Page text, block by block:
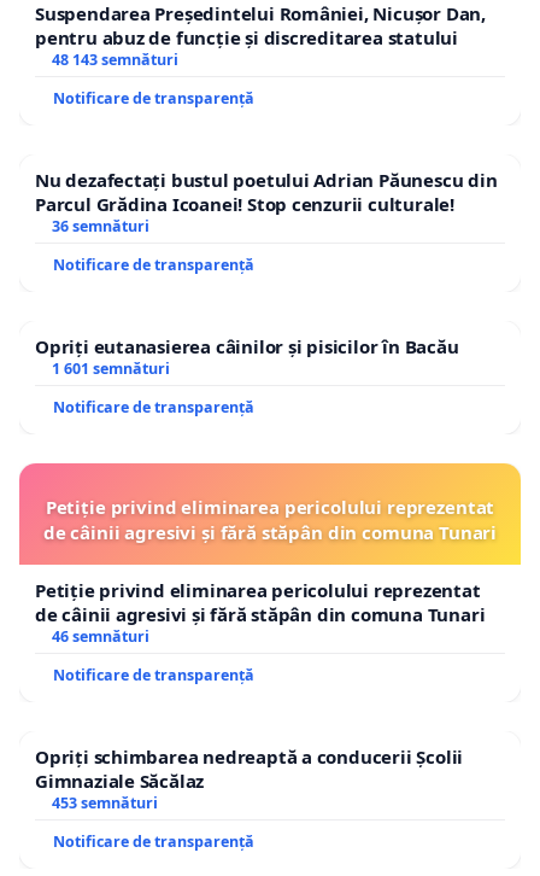
Suspendarea Președintelui României, Nicușor Dan,
pentru abuz de funcție și discreditarea statului
48 143 semnături
Notificare de transparență
Nu dezafectați bustul poetului Adrian Păunescu din
Parcul Grădina Icoanei! Stop cenzurii culturale!
36 semnături
Notificare de transparență
Opriți eutanasierea câinilor și pisicilor în Bacău
1 601 semnături
Notificare de transparență
Petiție privind eliminarea pericolului reprezentat
de câinii agresivi și fără stăpân din comuna Tunari
Petiție privind eliminarea pericolului reprezentat
de câinii agresivi și fără stăpân din comuna Tunari
46 semnături
Notificare de transparență
Opriți schimbarea nedreaptă a conducerii Școlii
Gimnaziale Săcălaz
453 semnături
Notificare de transparență